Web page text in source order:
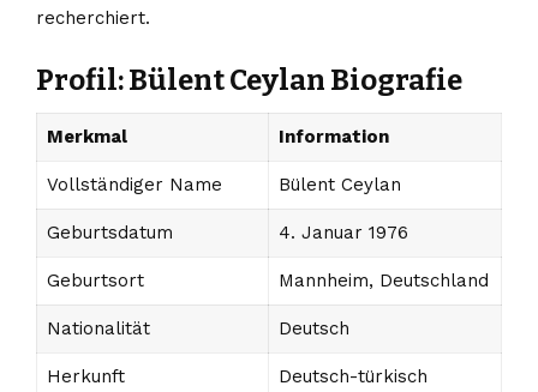
recherchiert.
Profil: Bülent Ceylan Biografie
Merkmal Information
Vollständiger Name Bülent Ceylan
Geburtsdatum 4. Januar 1976
Geburtsort Mannheim, Deutschland
Nationalität Deutsch
Herkunft Deutsch-türkisch